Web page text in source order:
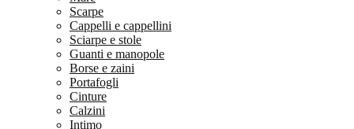
Scarpe
Cappelli e cappellini
Sciarpe e stole
Guanti e manopole
Borse e zaini
Portafogli
Cinture
Calzini
Intimo